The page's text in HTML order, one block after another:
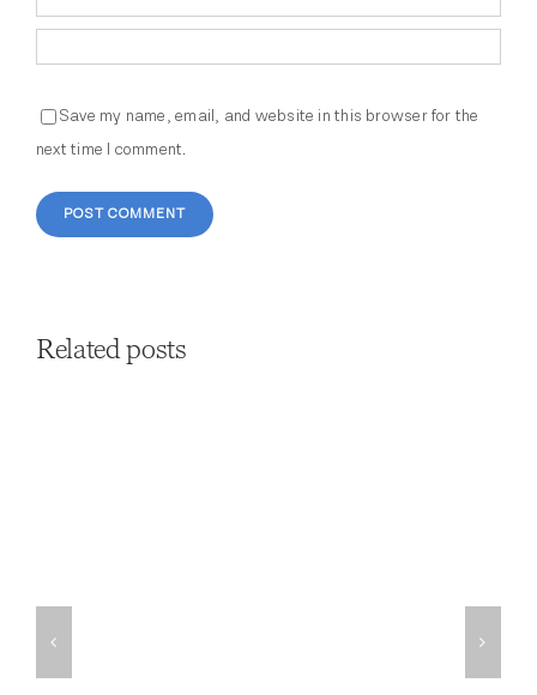
Save my name, email, and website in this browser for the
next time I comment.
Related posts